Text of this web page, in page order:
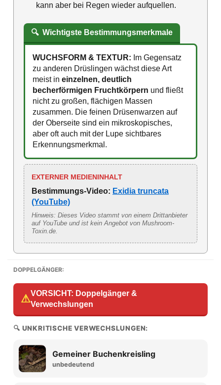
kann aber bei Regen wieder aufquellen.
🔍 Wichtigste Bestimmungsmerkmale
WUCHSFORM & TEXTUR: Im Gegensatz
zu anderen Drüslingen wächst diese Art
meist in einzelnen, deutlich
becherförmigen Fruchtkörpern und fließt
nicht zu großen, flächigen Massen
zusammen. Die feinen Drüsenwarzen auf
der Oberseite sind ein mikroskopisches,
aber oft auch mit der Lupe sichtbares
Erkennungsmerkmal.
EXTERNER MEDIENINHALT
Bestimmungs-Video: Exidia truncata
(YouTube)
Hinweis: Dieses Video stammt von einem Drittanbieter
auf YouTube und ist kein Angebot von Mushroom-
Toxin.de.
DOPPELGÄNGER:
⚠VORSICHT: Doppelgänger &
Verwechslungen
🔍 UNKRITISCHE VERWECHSLUNGEN:
Gemeiner Buchenkreisling
unbedeutend